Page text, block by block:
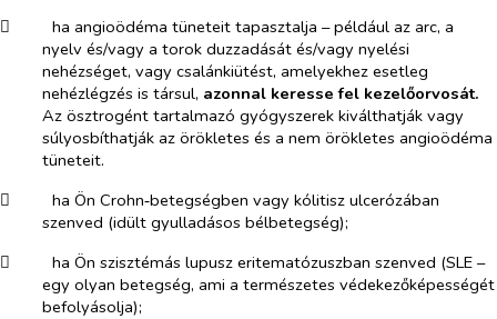
​
ha angioödéma tüneteit tapasztalja – például az arc, a
nyelv és/vagy a torok duzzadását és/vagy nyelési
nehézséget, vagy csalánkiütést, amelyekhez esetleg
nehézlégzés is társul, azonnal keresse fel kezelőorvosát.
Az ösztrogént tartalmazó gyógyszerek kiválthatják vagy
súlyosbíthatják az örökletes és a nem örökletes angioödéma
tüneteit.
​
ha Ön Crohn‑betegségben vagy kólitisz ulcerózában
szenved (idült gyulladásos bélbetegség);
​
ha Ön szisztémás lupusz eritematózuszban szenved (SLE –
egy olyan betegség, ami a természetes védekezőképességét
befolyásolja);